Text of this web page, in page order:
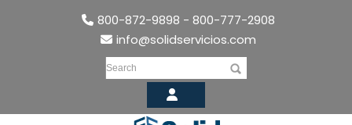
800-872-9898 - 800-777-2908
info@solidservicios.com
Search